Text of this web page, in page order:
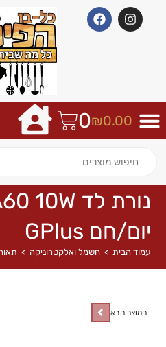
₪0.00
0
יום/חם GPlus
עמוד הבית > חשמל ואלקטרוניקה >
המוצר הבא